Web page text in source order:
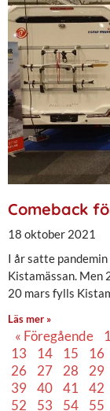
Comeback
18 oktober 2021
I år satte
Kistamässan. Men
20 mars fylls
Läs mer »
« Föregående 1
13
14 15 16
26
27 28 29
39
40 41 42
52
53 54 55